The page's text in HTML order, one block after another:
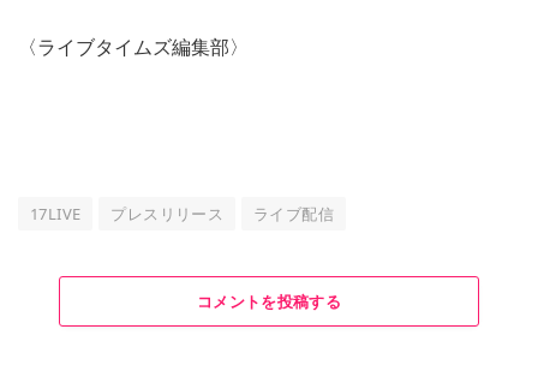
〈ライブタイムズ編集部〉
17LIVE プレスリリース ライブ配信
コメントを投稿する